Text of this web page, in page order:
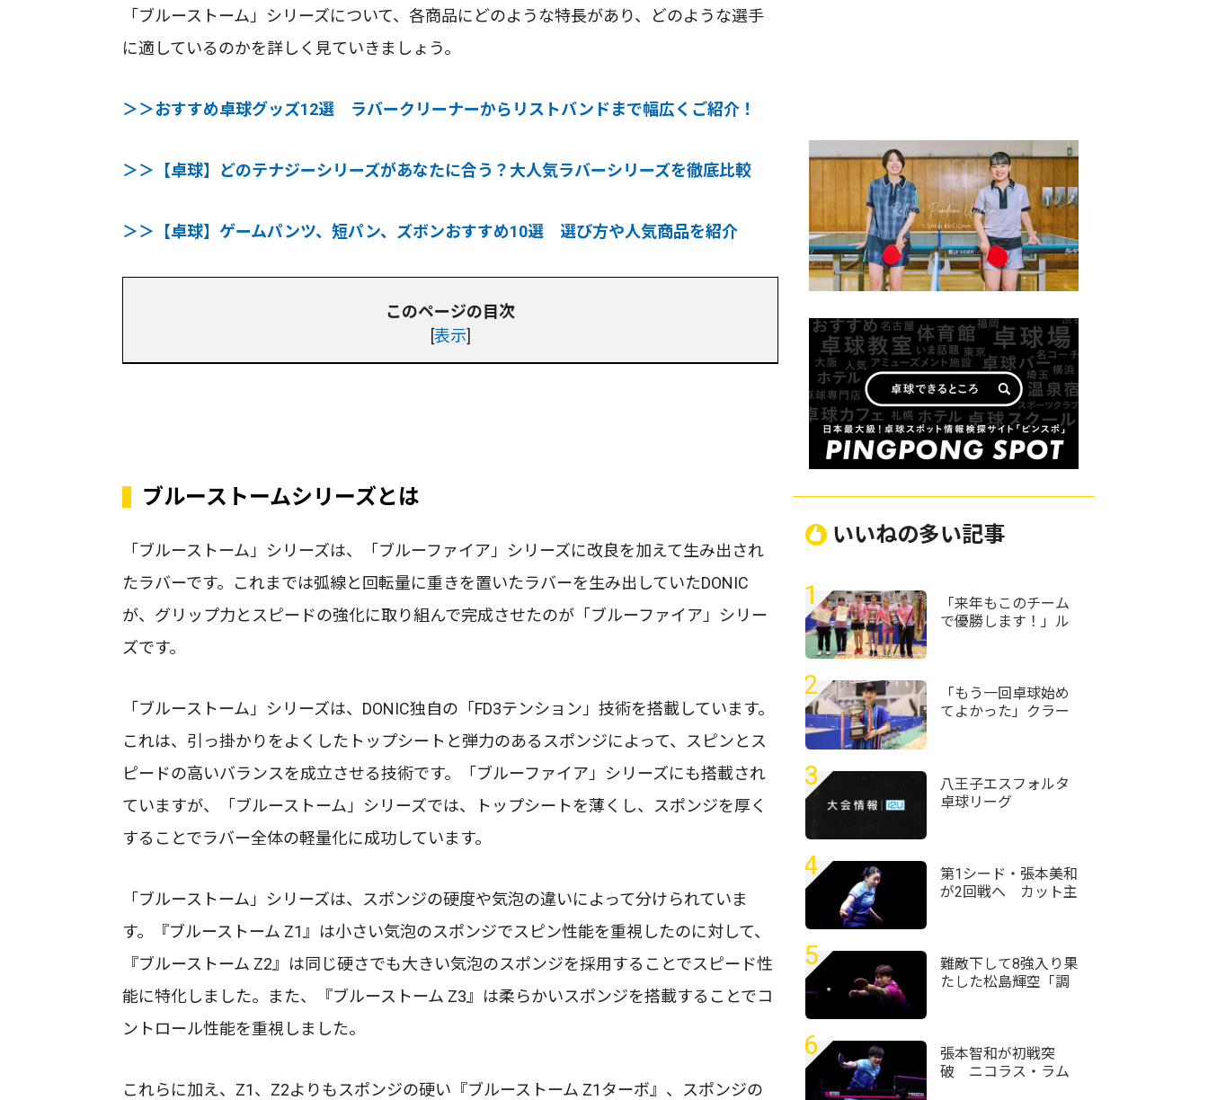
「ブルーストーム」シリーズについて、各商品にどのような特長があり、どのような選手
に適しているのかを詳しく見ていきましょう。
＞＞おすすめ卓球グッズ12選 ラバークリーナーからリストバンドまで幅広くご紹介！
＞＞【卓球】どのテナジーシリーズがあなたに合う？大人気ラバーシリーズを徹底比較
＞＞【卓球】ゲームパンツ、短パン、ズボンおすすめ10選 選び方や人気商品を紹介
このページの目次
[表示]
ブルーストームシリーズとは
「ブルーストーム」シリーズは、「ブルーファイア」シリーズに改良を加えて生み出され
たラバーです。これまでは弧線と回転量に重きを置いたラバーを生み出していたDONIC
が、グリップ力とスピードの強化に取り組んで完成させたのが「ブルーファイア」シリー
ズです。
「ブルーストーム」シリーズは、DONIC独自の「FD3テンション」技術を搭載しています。
これは、引っ掛かりをよくしたトップシートと弾力のあるスポンジによって、スピンとス
ピードの高いバランスを成立させる技術です。「ブルーファイア」シリーズにも搭載され
ていますが、「ブルーストーム」シリーズでは、トップシートを薄くし、スポンジを厚く
することでラバー全体の軽量化に成功しています。
「ブルーストーム」シリーズは、スポンジの硬度や気泡の違いによって分けられていま
す。『ブルーストーム Z1』は小さい気泡のスポンジでスピン性能を重視したのに対して、
『ブルーストーム Z2』は同じ硬さでも大きい気泡のスポンジを採用することでスピード性
能に特化しました。また、『ブルーストーム Z3』は柔らかいスポンジを搭載することでコ
ントロール性能を重視しました。
これらに加え、Z1、Z2よりもスポンジの硬い『ブルーストーム Z1ターボ』、スポンジの
いいねの多い記事
1
「来年もこのチーム
で優勝します！」ル
通信制卓球大会＞
2
「もう一回卓球始め
てよかった」クラー
校定時制通信制卓球
大会＞
3
八王子エスフォルタ
卓球リーグ
4
第1シード・張本美和
が2回戦へ カット主
ンズ横浜2026＞
5
難敵下して8強入り果
たした松島輝空「調
チャンピオンズ横浜
2026＞
6
張本智和が初戦突
破 ニコラス・ラム